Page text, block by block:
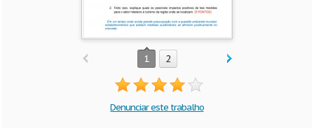
1 2
Denunciar este trabalho